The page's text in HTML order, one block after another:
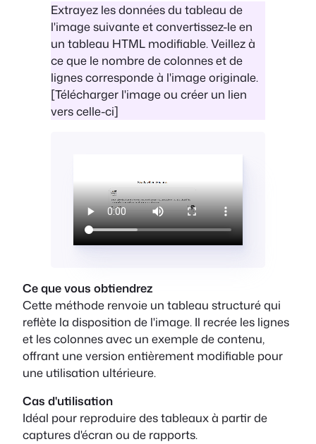
Extrayez les données du tableau de
l'image suivante et convertissez-le en
un tableau HTML modifiable. Veillez à
ce que le nombre de colonnes et de
lignes corresponde à l'image originale.
[Télécharger l'image ou créer un lien
vers celle-ci]
Ce que vous obtiendrez
Cette méthode renvoie un tableau structuré qui
reflète la disposition de l'image. Il recrée les lignes
et les colonnes avec un exemple de contenu,
offrant une version entièrement modifiable pour
une utilisation ultérieure.
Cas d'utilisation
Idéal pour reproduire des tableaux à partir de
captures d'écran ou de rapports.